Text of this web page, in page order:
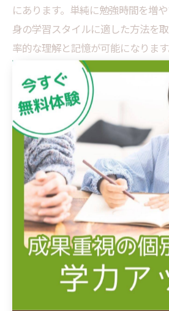
にあります。単純に勉強時間を増
身の学習スタイルに適した方法を
率的な理解と記憶が可能になりま
覚えるのが得意な人は図や色を使っ
的ですし、聴覚に優れる人は音声
習が有効です。塾では、個々の理
リキュラムや指導方法を提供してお
ベーションも維持しやすくなりま
績アップに直結する喜びを味わい
のペースで学習を進めることが夢
す。ぜひ、自己分析を行い、最適
に向かって歩みましょう。
自分にぴったりの勉強法を
のポイント